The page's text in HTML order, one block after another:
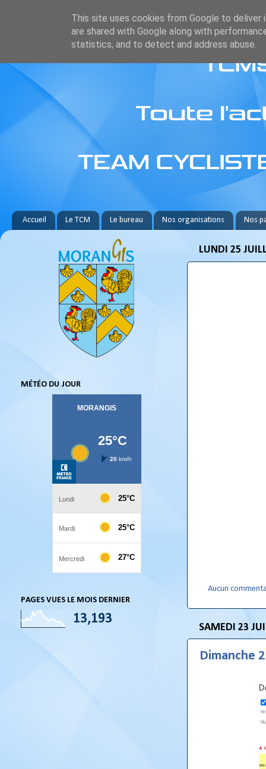
Accueil Le TCM Le bureau Nos organisations Nos
LUNDI 25
Aucun
SAMEDI 23
Dimanche
MÉTÉO DU JOUR
PAGES VUES LE MOIS DERNIER
13,193
This site uses cookies from Google to deliver
are shared with Google along with
statistics, and to detect and address abuse.